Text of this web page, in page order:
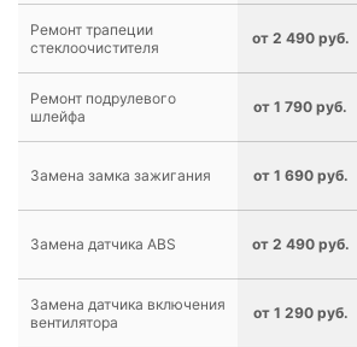
Ремонт трапеции
стеклоочистителя
от 2 490 руб.
Ремонт подрулевого
шлейфа
от 1 790 руб.
Замена замка зажигания от 1 690 руб.
Замена датчика ABS от 2 490 руб.
Замена датчика включения
вентилятора
от 1 290 руб.